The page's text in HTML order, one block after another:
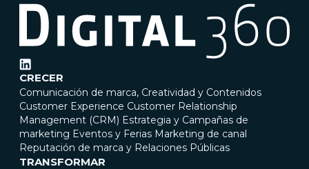
CRECER
Comunicación de marca, Creatividad y Contenidos
Customer Experience Customer Relationship
Management (CRM) Estrategia y Campañas de
marketing Eventos y Ferias Marketing de canal
Reputación de marca y Relaciones Públicas
TRANSFORMAR